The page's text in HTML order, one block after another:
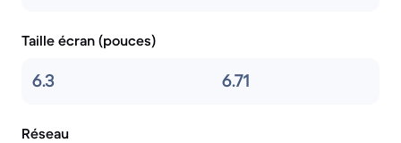
Taille écran (pouces)
6.3 6.71
Réseau